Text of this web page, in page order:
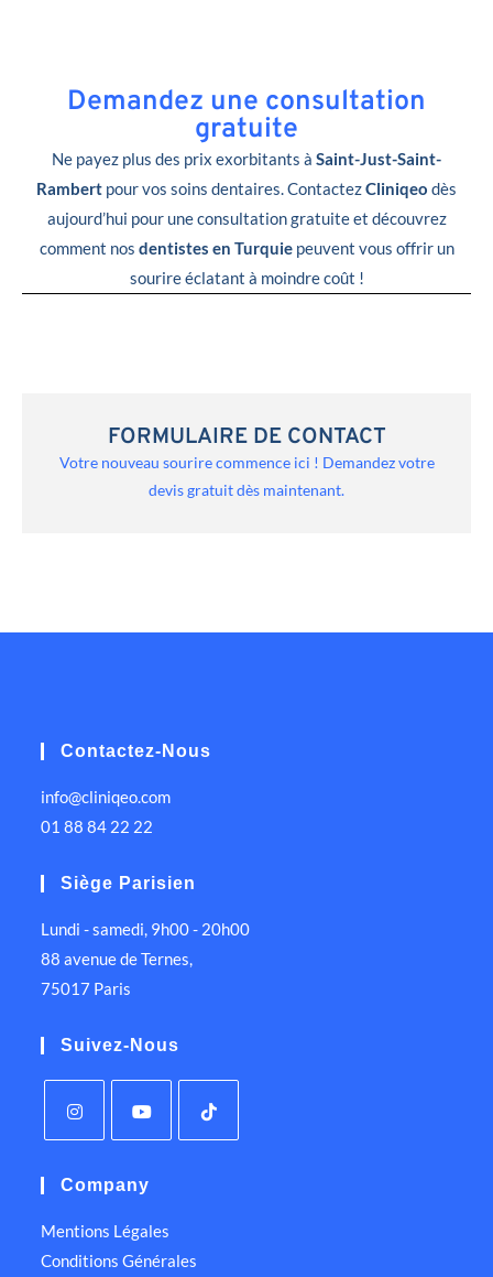
Demandez une consultation
gratuite
Ne payez plus des prix exorbitants à Saint-Just-Saint-
Rambert pour vos soins dentaires. ContactezCliniqeo dès
aujourd’hui pour une consultation gratuite et découvrez
comment nos dentistes en Turquiepeuvent vous offrir un
sourire éclatant à moindre coût !
FORMULAIRE DE CONTACT
Votre nouveau sourire commence ici ! Demandez votre
devis gratuit dès maintenant.
Contactez-Nous
info@cliniqeo.com
01 88 84 22 22
Siège Parisien
Lundi - samedi, 9h00 - 20h00
88 avenue de Ternes,
75017 Paris
Suivez-Nous
Company
Mentions Légales
Conditions Générales